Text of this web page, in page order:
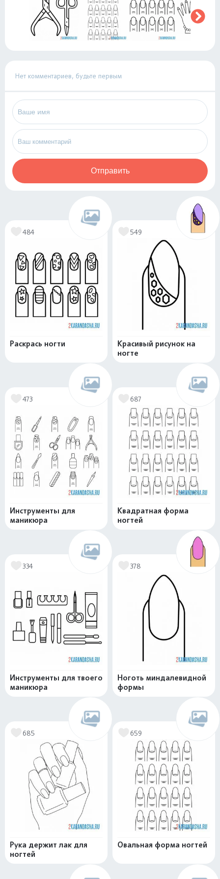
Нет комментариев, будьте первым
Отправить
484
Раскрась ногти
549
Красивый рисунок на
ногте
473
Инструменты для
маникюра
687
Квадратная форма
ногтей
334
Инструменты для твоего
маникюра
378
Ноготь миндалевидной
формы
685
Рука держит лак для
ногтей
659
Овальная форма ногтей